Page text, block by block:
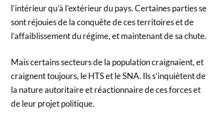
l’intérieur qu’à l’extérieur du pays. Certaines parties se
sont réjouies de la conquête de ces territoires et de
l’affaiblissement du régime, et maintenant de sa chute.
Mais certains secteurs de la population craignaient, et
craignent toujours, le HTS et le SNA. Ils s’inquiètent de
la nature autoritaire et réactionnaire de ces forces et
de leur projet politique.